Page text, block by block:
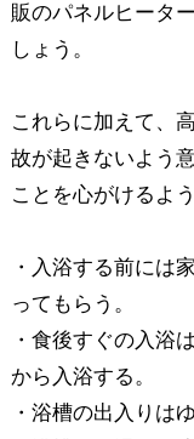
販のパネルヒータ
しょう。
これらに加えて、
故が起きないよう
ことを心がけるよ
・入浴する前には
ってもらう。
・食後すぐの入浴
から入浴する。
・浴槽の出入りは